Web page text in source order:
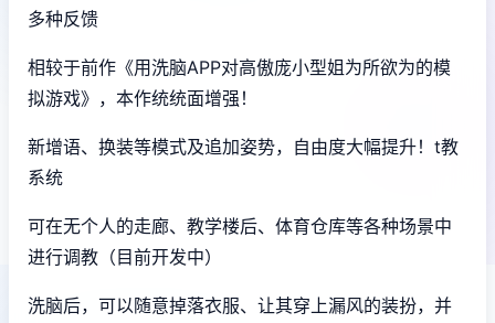
多种反馈
相较于前作《用洗脑APP对高傲庞小型姐为所欲为的模
拟游戏》，本作统统面增强！
新增语、换装等模式及追加姿势，自由度大幅提升！t教
系统
可在无个人的走廊、教学楼后、体育仓库等各种场景中
进行调教（目前开发中）
洗脑后，可以随意掉落衣服、让其穿上漏风的装扮，并